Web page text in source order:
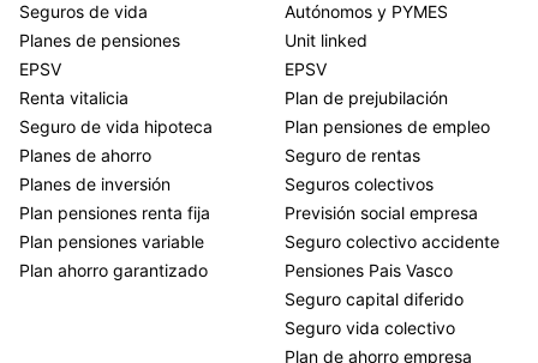
Seguros de vida
Planes de pensiones
EPSV
Renta vitalicia
Seguro de vida hipoteca
Planes de ahorro
Planes de inversión
Plan pensiones renta fija
Plan pensiones variable
Plan ahorro garantizado
Autónomos y PYMES
Unit linked
EPSV
Plan de prejubilación
Plan pensiones de empleo
Seguro de rentas
Seguros colectivos
Previsión social empresa
Seguro colectivo accidente
Pensiones Pais Vasco
Seguro capital diferido
Seguro vida colectivo
Plan de ahorro empresa